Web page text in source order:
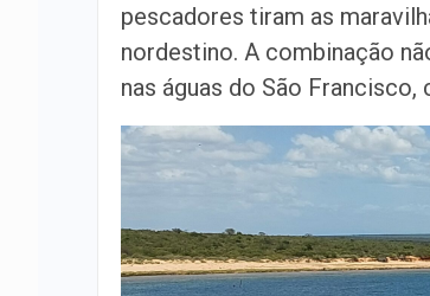
pescadores tiram as
nordestino. A combinação
nas águas do São